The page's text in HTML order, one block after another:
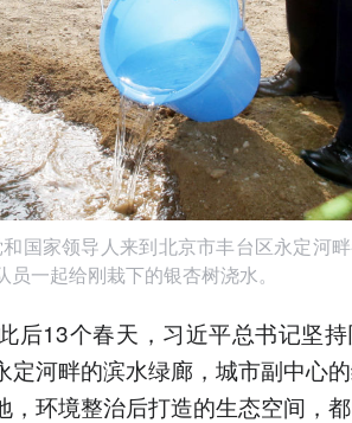
国家领导人来到北京市丰台区永定河
一起给刚栽下的银杏树浇水。
后13个春天，习近平总书记坚
定河畔的滨水绿廊，城市副中心
，环境整治后打造的生态空间，